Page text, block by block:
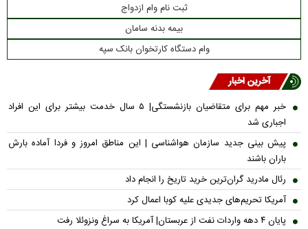
ثبت نام وام ازدواج
بیمه بدنه سامان
وام دستگاه کارتخوان بانک سپه
آخرین اخبار
خبر مهم برای متقاضیان بازنشستگی| ۵ سال خدمت بیشتر برای این افراد
اجباری شد
پیش بینی جدید سازمان هواشناسی | این مناطق امروز و فردا آماده بارش
باران باشند
رئال مادرید گران‌ترین خرید تاریخ را انجام داد
آمریکا تحریم‌های جدیدی علیه کوبا اعمال کرد
پایان ۴ دهه واردات نفت از عربستان| آمریکا به سراغ ونزوئلا رفت